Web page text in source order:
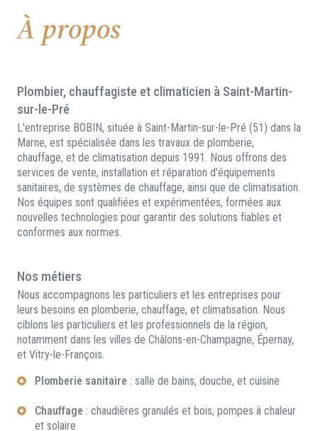
À propos
Plombier, chauffagiste et climaticien à Saint-Martin-
sur-le-Pré
L'entreprise BOBIN, située à Saint-Martin-sur-le-Pré (51) dans la
Marne, est spécialisée dans les travaux de plomberie,
chauffage, et de climatisation depuis 1991. Nous offrons des
services de vente, installation et réparation d'équipements
sanitaires, de systèmes de chauffage, ainsi que de climatisation.
Nos équipes sont qualifiées et expérimentées, formées aux
nouvelles technologies pour garantir des solutions fiables et
conformes aux normes.
Nos métiers
Nous accompagnons les particuliers et les entreprises pour
leurs besoins en plomberie, chauffage, et climatisation. Nous
ciblons les particuliers et les professionnels de la région,
notamment dans les villes de Châlons-en-Champagne, Épernay,
et Vitry-le-François.
Plomberie sanitaire : salle de bains, douche, et cuisine
Chauffage : chaudières granulés et bois, pompes à chaleur
et solaire